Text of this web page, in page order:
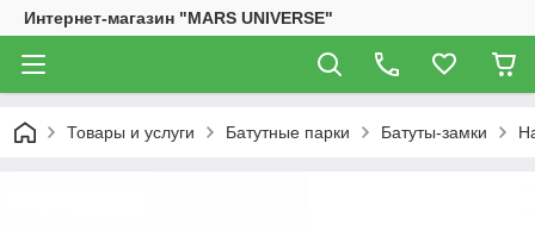
Интернет-магазин "MARS UNIVERSE"
Товары и услуги Батутные парки Батуты-замки